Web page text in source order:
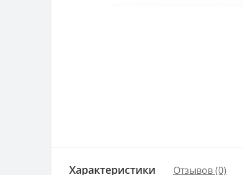
Характеристики Отзывов (0)